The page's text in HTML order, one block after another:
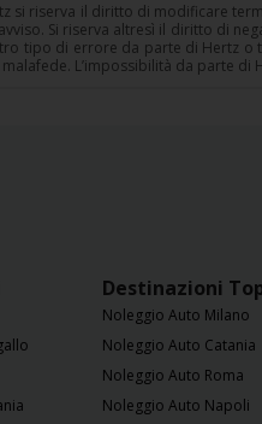
si riserva il diritto di modificare
Si riserva altresì il diritto di
tipo di errore da parte di Hertz o
malafede. L’impossibilità da parte
Destinazioni
Noleggio Auto Milano
Noleggio Auto Catania
Noleggio Auto Roma
Noleggio Auto Napoli